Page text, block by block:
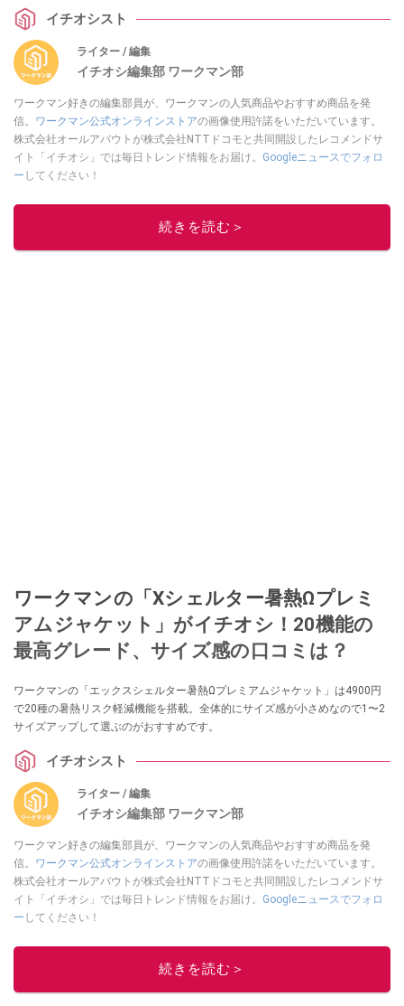
イチオシスト
ライター / 編集
イチオシ編集部 ワークマン部
ワークマン好きの編集部員が、ワークマンの人気商品やおすすめ商品を発
信。 ワークマン公式オンラインストアの画像使用許諾をいただいています。
株式会社オールアバウトが株式会社NTTドコモと共同開設したレコメンドサ
イト「イチオシ」では毎日トレンド情報をお届け。 Googleニュースでフォロ
ー してください！
このイチオシストの他の記事を読む
続きを読む＞
ワークマンの「Xシェルター暑熱Ωプレミ
アムジャケット」がイチオシ！20機能の
最高グレード、サイズ感の口コミは？
ワークマンの「エックスシェルター暑熱Ωプレミアムジャケット」は4900円
で20種の暑熱リスク軽減機能を搭載。全体的にサイズ感が小さめなので1〜2
サイズアップして選ぶのがおすすめです。
イチオシスト
ライター / 編集
イチオシ編集部 ワークマン部
ワークマン好きの編集部員が、ワークマンの人気商品やおすすめ商品を発
信。 ワークマン公式オンラインストアの画像使用許諾をいただいています。
株式会社オールアバウトが株式会社NTTドコモと共同開設したレコメンドサ
イト「イチオシ」では毎日トレンド情報をお届け。 Googleニュースでフォロ
ー してください！
このイチオシストの他の記事を読む
続きを読む＞